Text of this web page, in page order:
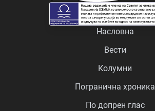
Насловна
Вести
Колумни
Погранична хроника
По допрен глас